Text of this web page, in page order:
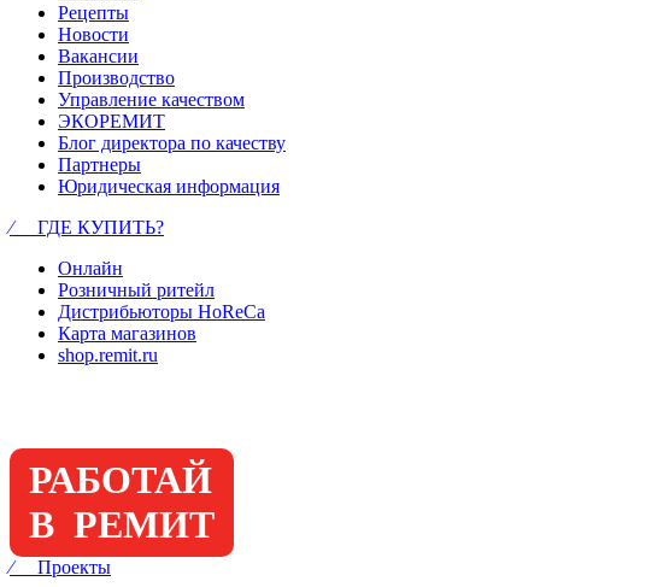
Рецепты
Новости
Вакансии
Производство
Управление качеством
ЭКОРЕМИТ
Блог директора по качеству
Партнеры
Юридическая информация
⁄ ГДЕ КУПИТЬ?
Онлайн
Розничный ритейл
Дистрибьюторы HoReCa
Карта магазинов
shop.remit.ru
РАБОТАЙ
В РЕМИТ
⁄ Проекты